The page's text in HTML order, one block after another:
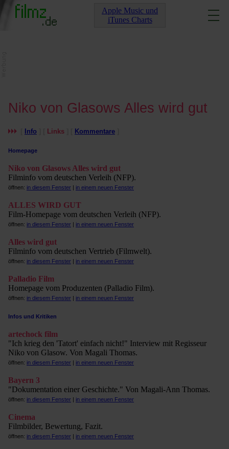
Apple Music und
iTunes Charts
Niko von Glasows Alles wird gut
Info Links Kommentare
Homepage
Niko von Glasows Alles wird gut
Filminfo vom deutschen Verleih (NFP).
öffnen: in diesem Fenster | in einem neuen Fenster
ALLES WIRD GUT
Film-Homepage vom deutschen Verleih (NFP).
öffnen: in diesem Fenster | in einem neuen Fenster
Alles wird gut
Filminfo vom deutschen Vertrieb (Filmwelt).
öffnen: in diesem Fenster | in einem neuen Fenster
Palladio Film
Homepage vom Produzenten (Palladio Film).
öffnen: in diesem Fenster | in einem neuen Fenster
Infos und Kritiken
artechock film
"Ich krieg den 'Tatort' einfach nicht!" Interview mit Regisseur
Niko von Glasow. Von Magali Thomas.
öffnen: in diesem Fenster | in einem neuen Fenster
Bayern 3
"Dokumentation einer Geschichte." Von Magali-Ann Thomas.
öffnen: in diesem Fenster | in einem neuen Fenster
Cinema
Filmbilder, Bewertung, Fazit.
öffnen: in diesem Fenster | in einem neuen Fenster